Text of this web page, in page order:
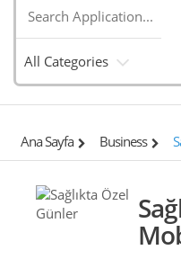
All Categories
Ana Sayfa Business